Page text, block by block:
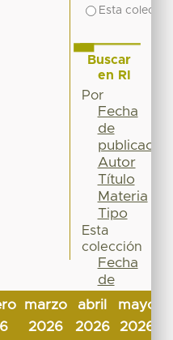
marzo
2026
abril
2026
mayo
2026
Esta
Buscar
en RI
Por
Fecha
de
publicación
Autor
Título
Materia
Tipo
Esta
colección
Fecha
de
publicación
Autor
Título